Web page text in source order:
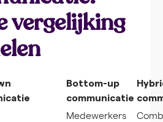
vergelijking
Bottom-up
communicatie
Medewerkers